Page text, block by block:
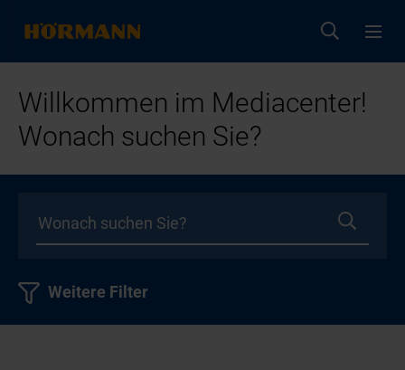
Willkommen im Mediacenter!
Wonach suchen Sie?
Weitere Filter